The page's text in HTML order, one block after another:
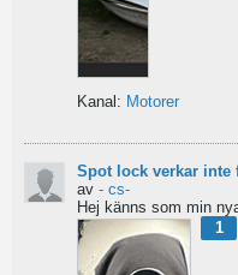
Kanal: Motorer
Spot lock verkar inte
av - cs-
Hej känns som min
1